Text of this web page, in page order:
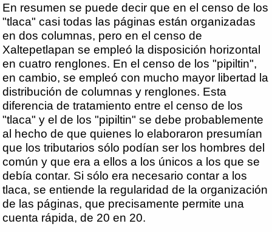
En resumen se puede decir que en el censo de los
"tlaca" casi todas las páginas están organizadas
en dos columnas, pero en el censo de
Xaltepetlapan se empleó la disposición horizontal
en cuatro renglones. En el censo de los "pipiltin",
en cambio, se empleó con mucho mayor libertad la
distribución de columnas y renglones. Esta
diferencia de tratamiento entre el censo de los
"tlaca" y el de los "pipiltin" se debe probablemente
al hecho de que quienes lo elaboraron presumían
que los tributarios sólo podían ser los hombres del
común y que era a ellos a los únicos a los que se
debía contar. Si sólo era necesario contar a los
tlaca, se entiende la regularidad de la organización
de las páginas, que precisamente permite una
cuenta rápida, de 20 en 20.